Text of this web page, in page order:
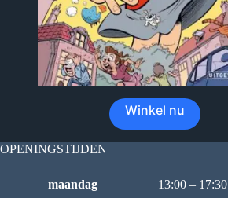
Winkel nu
OPENINGSTIJDEN
maandag 13:00 – 17:30